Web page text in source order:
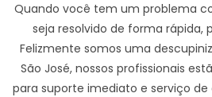
Quando você tem um problema
seja resolvido de forma rápida,
Felizmente somos uma
São José, nossos profissionais
para suporte imediato e serviço de